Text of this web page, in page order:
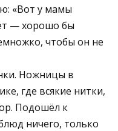
«Вот у мамы
— хорошо бы
чтобы он не
Ножницы в
где всякие нитки,
Подошёл к
ничего, только